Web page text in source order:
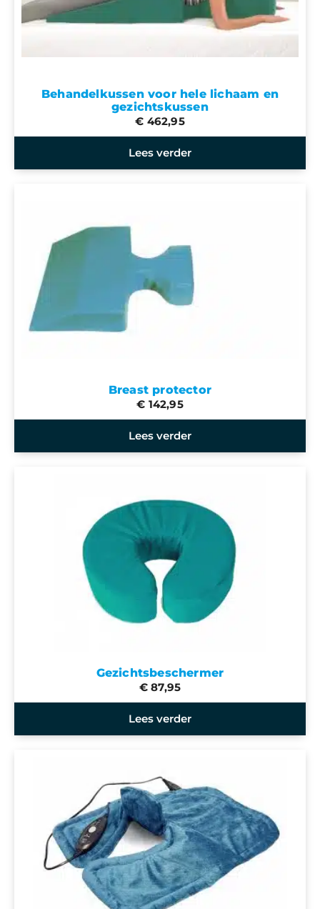
Behandelkussen voor hele lichaam en
gezichtskussen
€ 462,95
Lees verder
Breast protector
€ 142,95
Lees verder
Gezichtsbeschermer
€ 87,95
Lees verder